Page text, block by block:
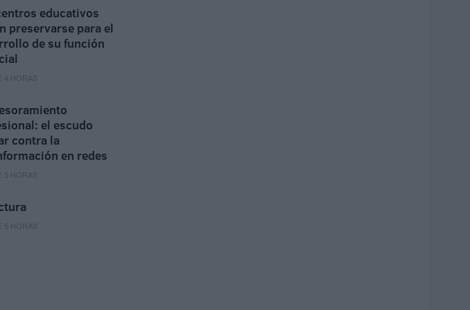
educativos
preservarse para el
de su función
4 HORAS
el escudo
contra la
en redes
5 HORAS
5 HORAS